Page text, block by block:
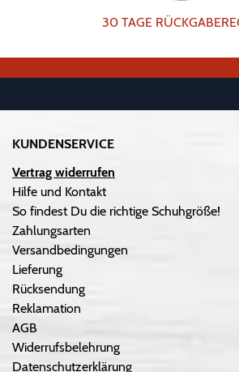
30 TAGE
KUNDENSERVICE
Vertrag widerrufen
Hilfe und Kontakt
So findest Du die richtige Schuhgröße!
Zahlungsarten
Versandbedingungen
Lieferung
Rücksendung
Reklamation
AGB
Widerrufsbelehrung
Datenschutzerklärung